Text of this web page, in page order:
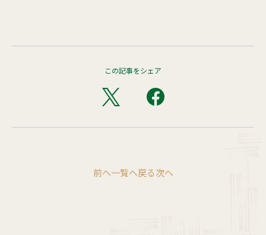
この記事をシェア
前へ一覧へ戻る次へ